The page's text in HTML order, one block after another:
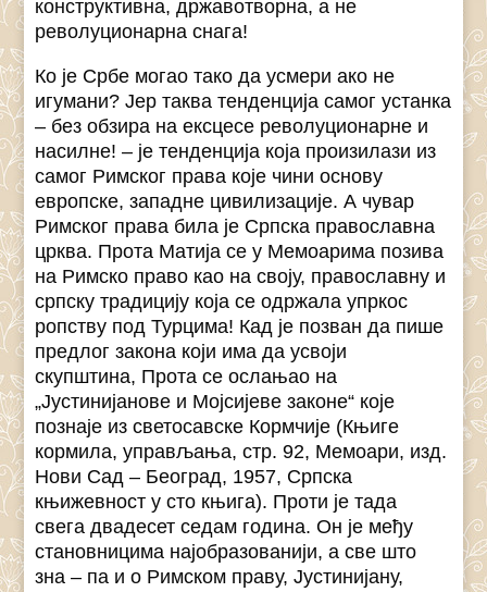
конструктивна, државотворна, а не
револуционарна снага!
Ко је Србе могао тако да усмери ако не
игумани? Јер таква тенденција самог устанка
– без обзира на ексцесе револуционарне и
насилне! – је тенденција која произилази из
самог Римског права које чини основу
европске, западне цивилизације. А чувар
Римског права била је Српска православна
црква. Прота Матија се у Мемоарима позива
на Римско право као на своју, православну и
српску традицију која се одржала упркос
ропству под Турцима! Кад је позван да пише
предлог закона који има да усвоји
скупштина, Прота се ослањао на
„Јустинијанове и Мојсијеве законе“ које
познаје из светосавске Кормчије (Књиге
кормила, управљања, стр. 92, Мемоари, изд.
Нови Сад – Београд, 1957, Српска
књижевност у сто књига). Проти је тада
свега двадесет седам година. Он је међу
становницима најобразованији, а све што
зна – па и о Римском праву, Јустинијану,